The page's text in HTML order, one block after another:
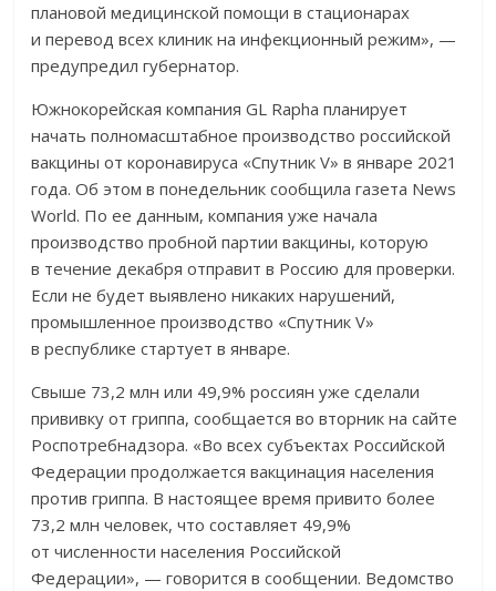
плановой медицинской помощи в стационарах
и перевод всех клиник на инфекционный режим», —
предупредил губернатор.
Южнокорейская компания GL Rapha планирует
начать полномасштабное производство российской
вакцины от коронавируса «Спутник V» в январе 2021
года. Об этом в понедельник сообщила газета News
World. По ее данным, компания уже начала
производство пробной партии вакцины, которую
в течение декабря отправит в Россию для проверки.
Если не будет выявлено никаких нарушений,
промышленное производство «Спутник V»
в республике стартует в январе.
Свыше 73,2 млн или 49,9% россиян уже сделали
прививку от гриппа, сообщается во вторник на сайте
Роспотребнадзора. «Во всех субъектах Российской
Федерации продолжается вакцинация населения
против гриппа. В настоящее время привито более
73,2 млн человек, что составляет 49,9%
от численности населения Российской
Федерации», — говорится в сообщении. Ведомство